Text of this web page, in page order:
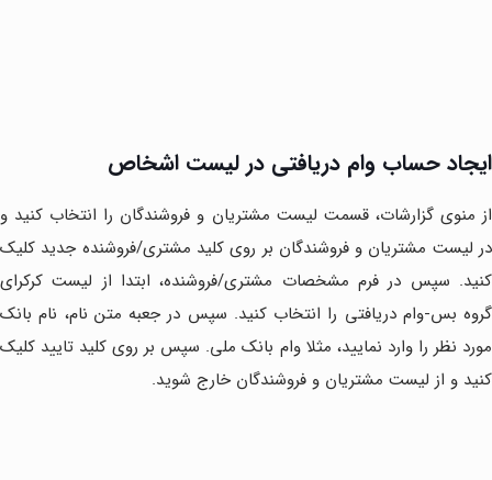
ایجاد حساب وام دریافتی در لیست اشخاص
از منوی گزارشات، قسمت لیست مشتریان و فروشندگان را انتخاب کنید و
در لیست مشتریان و فروشندگان بر روی کلید مشتری/فروشنده جدید کلیک
کنید. سپس در فرم مشخصات مشتری/فروشنده، ابتدا از لیست کرکر‌ای
گروه بس-وام دریافتی را انتخاب کنید. سپس در جعبه متن نام، نام بانک
مورد نظر را وارد نمایید، مثلا وام بانک ملی. سپس بر روی کلید تایید کلیک
کنید و از لیست مشتریان و فروشندگان خارج شوید.